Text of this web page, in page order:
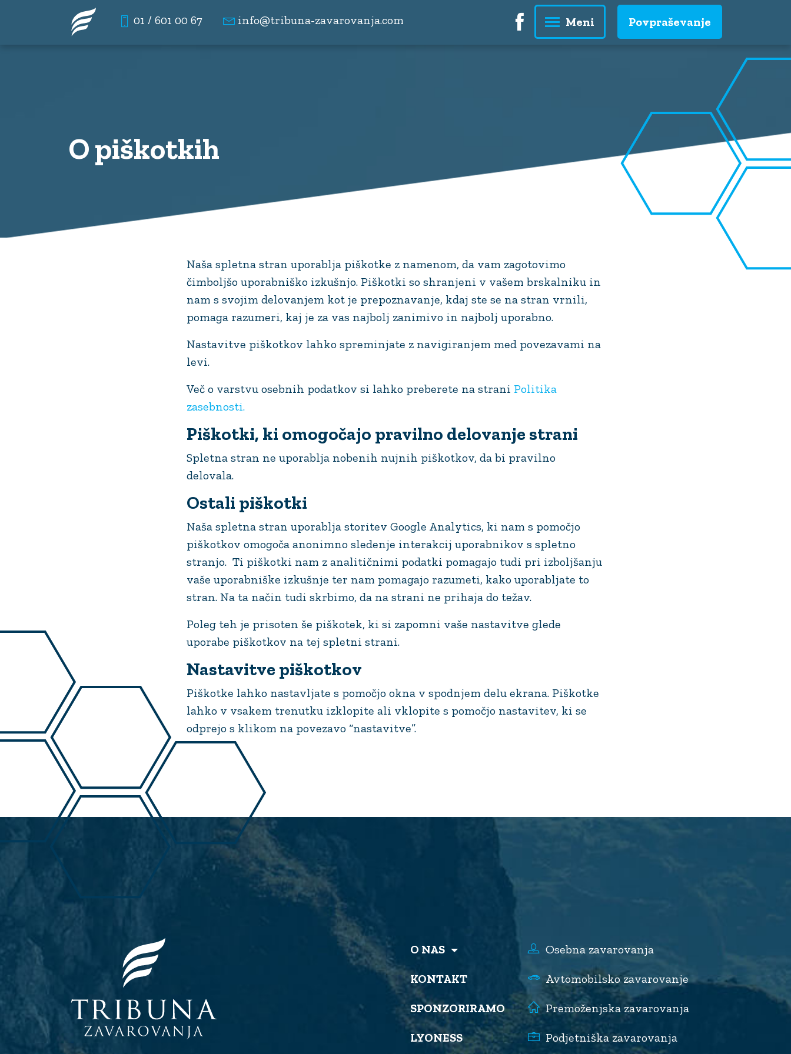
01 / 601 00 67 info@tribuna-zavarovanja.com Meni Povpraševanje
O piškotkih
Naša spletna stran uporablja piškotke z namenom, da vam zagotovimo
čimboljšo uporabniško izkušnjo. Piškotki so shranjeni v vašem brskalniku in
nam s svojim delovanjem kot je prepoznavanje, kdaj ste se na stran vrnili,
pomaga razumeri, kaj je za vas najbolj zanimivo in najbolj uporabno.
Nastavitve piškotkov lahko spreminjate z navigiranjem med povezavami na
levi.
Več o varstvu osebnih podatkov si lahko preberete na strani Politika
zasebnosti.
Piškotki, ki omogočajo pravilno delovanje strani
Spletna stran ne uporablja nobenih nujnih piškotkov, da bi pravilno
delovala.
Ostali piškotki
Naša spletna stran uporablja storitev Google Analytics, ki nam s pomočjo
piškotkov omogoča anonimno sledenje interakcij uporabnikov s spletno
stranjo. Ti piškotki nam z analitičnimi podatki pomagajo tudi pri izboljšanju
vaše uporabniške izkušnje ter nam pomagajo razumeti, kako uporabljate to
stran. Na ta način tudi skrbimo, da na strani ne prihaja do težav.
Poleg teh je prisoten še piškotek, ki si zapomni vaše nastavitve glede
uporabe piškotkov na tej spletni strani.
Nastavitve piškotkov
Piškotke lahko nastavljate s pomočjo okna v spodnjem delu ekrana. Piškotke
lahko v vsakem trenutku izklopite ali vklopite s pomočjo nastavitev, ki se
odprejo s klikom na povezavo “nastavitve”.
O NAS
KONTAKT
SPONZORIRAMO
LYONESS
Osebna zavarovanja
Avtomobilsko zavarovanje
Premoženjska zavarovanja
Podjetniška zavarovanja